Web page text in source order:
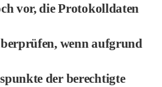
vor, die Protokolldaten
wenn aufgrund
der berechtigte